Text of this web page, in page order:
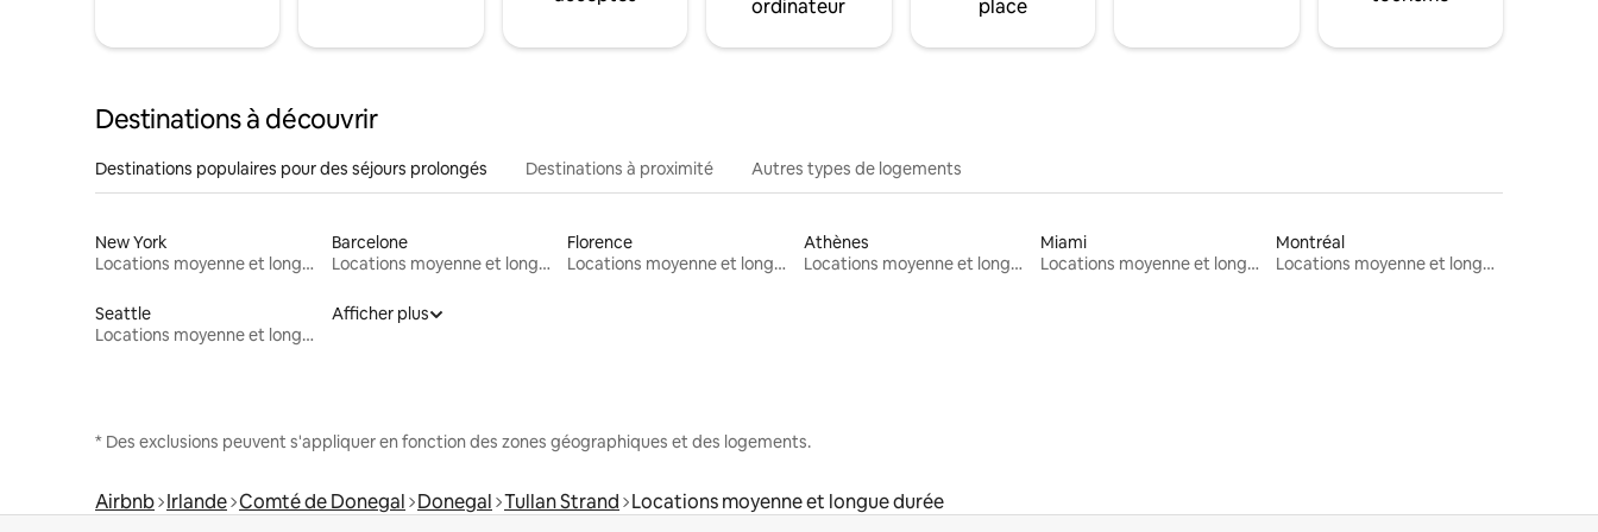
ordinateur place
Destinations à découvrir
Destinations populaires pour des séjours prolongés Destinations à proximité Autres types de logements
New York
Locations moyenne et longue durée
Barcelone
Locations moyenne et longue durée
Florence
Locations moyenne et longue durée
Athènes
Locations moyenne et longue durée
Miami
Locations moyenne et longue durée
Montréal
Locations moyenne et longue durée
Seattle
Locations moyenne et longue durée
Afficher plus
* Des exclusions peuvent s'appliquer en fonction des zones géographiques et des logements.
Airbnb Irlande Comté de Donegal Donegal Tullan Strand Locations moyenne et longue durée